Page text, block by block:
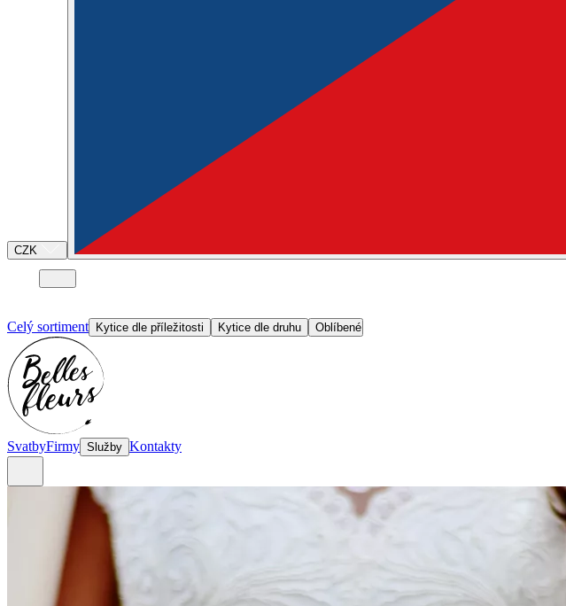
CZK
Celý sortiment Kytice dle příležitosti Kytice dle druhu Oblíbené
SvatbyFirmy Služby Kontakty